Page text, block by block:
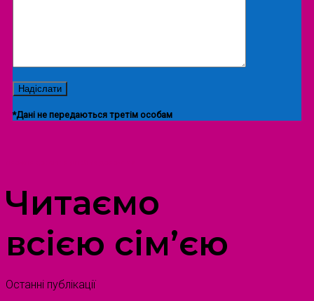
*Дані не передаються третім особам
Читаємо
всією сім’єю
Останні публікації